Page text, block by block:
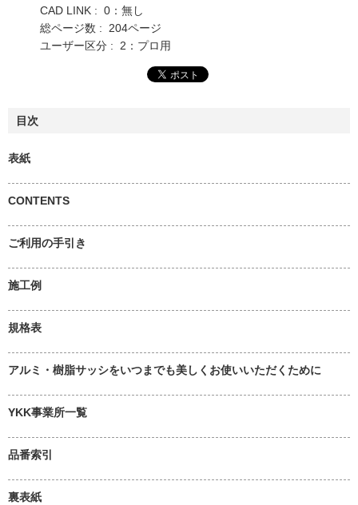
CAD LINK : 0：無し
総ページ数 : 204ページ
ユーザー区分 : 2：プロ用
目次
表紙
CONTENTS
ご利用の手引き
施工例
規格表
アルミ・樹脂サッシをいつまでも美しくお使いいただくために
YKK事業所一覧
品番索引
裏表紙